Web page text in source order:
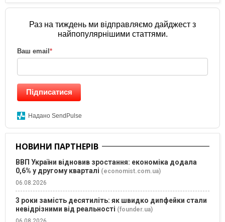
Раз на тиждень ми відправляємо дайджест з
найпопулярнішими статтями.
Ваш email *
Підписатися
Надано SendPulse
НОВИНИ ПАРТНЕРІВ
ВВП України відновив зростання: економіка додала
0,6% у другому кварталі (economist.com.ua)
06.08.2026
3 роки замість десятиліть: як швидко дипфейки стали
невідрізними від реальності (founder.ua)